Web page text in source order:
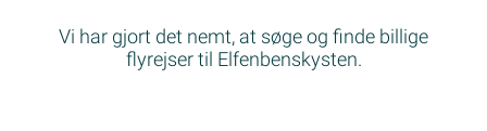
Vi har gjort det nemt, at søge og finde billige
flyrejser til Elfenbenskysten.